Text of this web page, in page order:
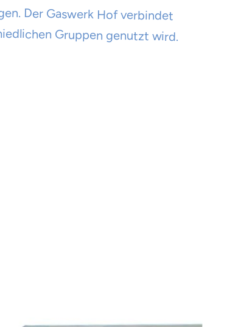
Der Gaswerk Hof verbindet
Gruppen genutzt wird.